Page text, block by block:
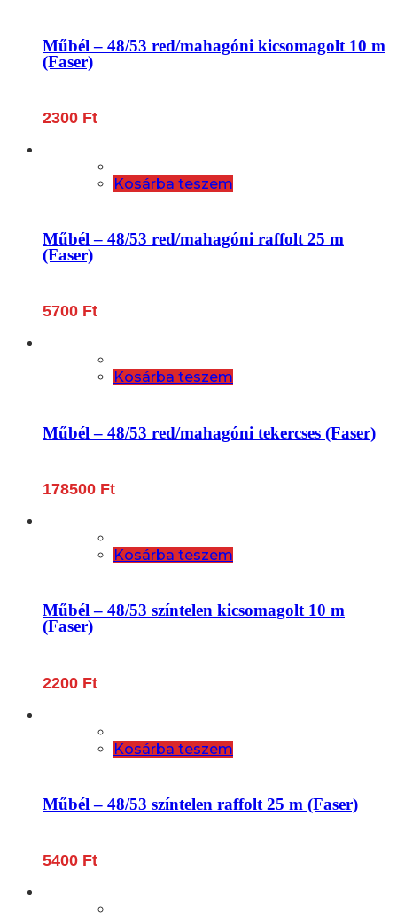
Műbél – 48/53 red/mahagóni kicsomagolt 10 m
(Faser)
2300 Ft
Kosárba teszem
Műbél – 48/53 red/mahagóni raffolt 25 m
(Faser)
5700 Ft
Kosárba teszem
Műbél – 48/53 red/mahagóni tekercses (Faser)
178500 Ft
Kosárba teszem
Műbél – 48/53 színtelen kicsomagolt 10 m
(Faser)
2200 Ft
Kosárba teszem
Műbél – 48/53 színtelen raffolt 25 m (Faser)
5400 Ft